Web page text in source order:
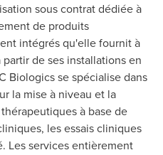
sous contrat dédiée à
de produits
intégrés qu'elle fournit à
de ses installations en
Biologics se spécialise dans
la mise à niveau et la
à base de
les essais cliniques
Les services entièrement